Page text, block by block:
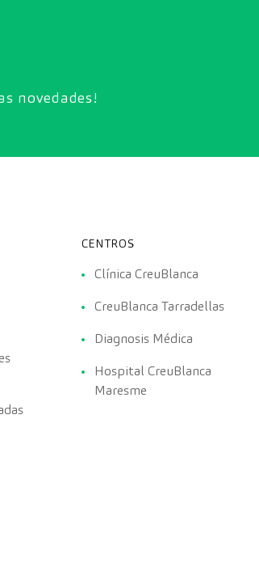
novedades!
CENTROS
Clínica CreuBlanca
CreuBlanca Tarradellas
Diagnosis Médica
Hospital CreuBlanca
Maresme